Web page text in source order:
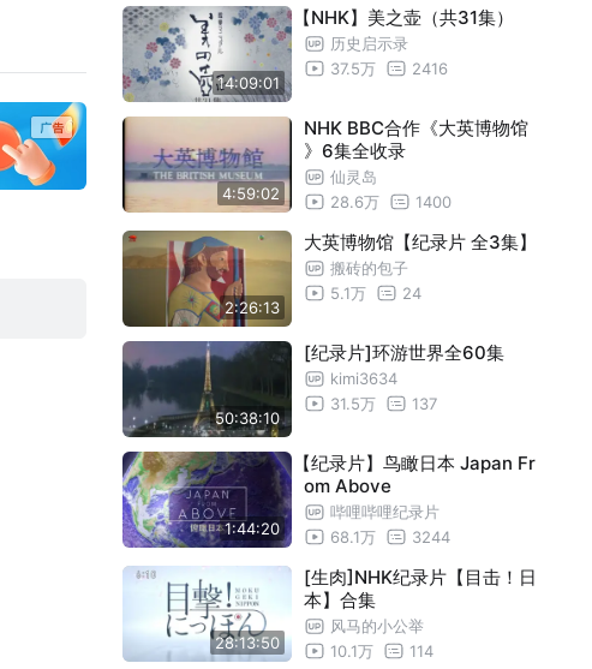
亚马逊和中心综合保护区 24:55
乌卢鲁-卡塔曲塔国家公园
拉帕努伊国家公园
24:55
科西嘉岛的波尔托湾周边地带
辛格维利尔国家公园
普里特维采湖群国家公园 24:55
婆罗浮屠寺庙群
黥基·德·贝马拉哈自然保护区
日本世界遗产的全貌 24:55
贝加尔湖
小笠原群岛
塔拉戈纳的遗址群 24:55
伊卢利萨特冰湾
阿钦安阿纳雨林
「神宿之岛」宗像·冲之岛和相关遗产群 24:55
纪伊山地的灵场和参拜道Ⅰ
纪伊山地的灵场和参拜道Ⅱ
14:09:01
【NHK】美之壶（共31集）
历史启示录
37.5万
2416
4:59:02
NHK BBC合作《大英博物馆
》6集全收录
仙灵岛
28.6万
1400
2:26:13
大英博物馆【纪录片 全3集】
搬砖的包子
5.1万
24
50:38:10
[纪录片]环游世界全60集
kimi3634
31.5万
137
1:44:20
【纪录片】鸟瞰日本 Japan Fr
om Above
哔哩哔哩纪录片
68.1万
3244
28:13:50
[生肉]NHK纪录片【目击！日
本】合集
风马的小公举
10.1万
114